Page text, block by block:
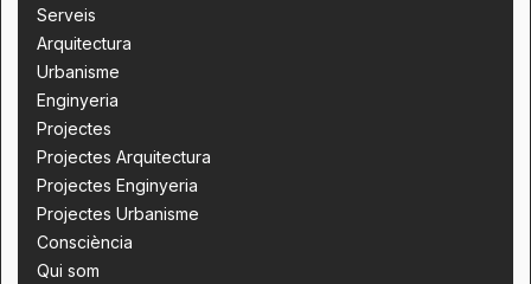
Serveis
Arquitectura
Urbanisme
Enginyeria
Projectes
Projectes Arquitectura
Projectes Enginyeria
Projectes Urbanisme
Consciència
Qui som